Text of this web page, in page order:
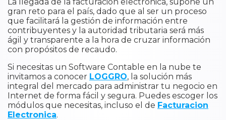
gran reto para el país, dado que al ser un proceso
que facilitará la gestión de información entre
contribuyentes y la autoridad tributaria será más
ágil y transparente a la hora de cruzar información
con propósitos de recaudo.
Si necesitas un Software Contable en la nube te
invitamos a conocer LOGGRO, la solución más
integral del mercado para administrar tu negocio en
Internet de forma fácil y segura. Puedes escoger los
módulos que necesitas, incluso el de Facturacion
Electronica.